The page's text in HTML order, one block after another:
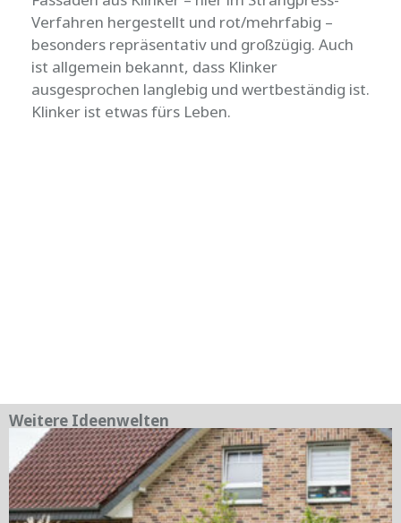
Verfahren hergestellt und rot/mehrfabig –
besonders repräsentativ und großzügig. Auch
ist allgemein bekannt, dass Klinker
ausgesprochen langlebig und wertbeständig ist.
Klinker ist etwas fürs Leben.
Weitere Ideenwelten